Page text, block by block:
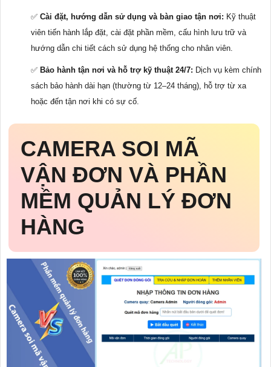
✅ Cài đặt, hướng dẫn sử dụng và bàn giao tận nơi: Kỹ thuật
viên tiến hành lắp đặt, cài đặt phần mềm, cấu hình lưu trữ và
hướng dẫn chi tiết cách sử dụng hệ thống cho nhân viên.
✅ Bảo hành tận nơi và hỗ trợ kỹ thuật 24/7: Dịch vụ kèm chính
sách bảo hành dài hạn (thường từ 12–24 tháng), hỗ trợ từ xa
hoặc đến tận nơi khi có sự cố.
CAMERA SOI MÃ
VẬN ĐƠN VÀ PHẦN
MỀM QUẢN LÝ ĐƠN
HÀNG